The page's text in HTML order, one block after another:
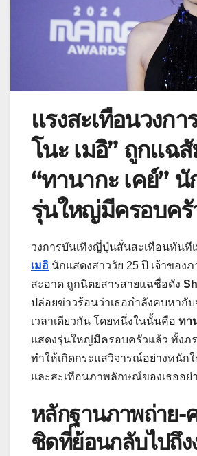
แรงสะเทือนวงกา
โนะ เมอิ” ถูกแฉ
“ทานากะ เคย์”
รุ่นใหญ่มีครอบครั
วงการบันเทิงญี่ปุ่นสั่นสะเทือนทันที
เมอิ นักแสดงสาววัย 25 ปี เจ้าของ
สะอาด ถูกนิตยสารสายแฉชื่อดัง
ปล่อยข่าวร้อนว่าเธอกำลังคบหากั
เวลาเดียวกัน โดยหนึ่งในนั้นคือ ทา
แสดงรุ่นใหญ่มีครอบครัวแล้ว ทั้งภ
ทำให้เกิดกระแสวิจารณ์อย่างหนัก
และสะเทือนภาพลักษณ์ของเธออย่
หลักฐานภาพถ่าย-
ชิดที่ย้อนกลับไปถึง